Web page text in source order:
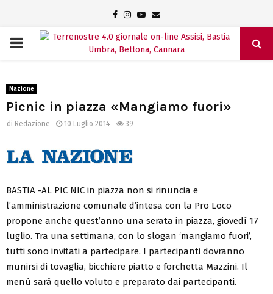
Facebook
Instagram
Youtube
Email
PRIMARY
Nazione
Picnic in piazza «Mangiamo fuori»
di Redazione 10 Luglio 2014 39
BASTIA -AL PIC NIC in piazza non si rinuncia e
l’amministrazione comunale d’intesa con la Pro Loco
propone anche quest’anno una serata in piazza, giovedì 17
luglio. Tra una settimana, con lo slogan ‘mangiamo fuori’,
tutti sono invitati a partecipare. I partecipanti dovranno
munirsi di tovaglia, bicchiere piatto e forchetta Mazzini. Il
menù sarà quello voluto e preparato dai partecipanti.